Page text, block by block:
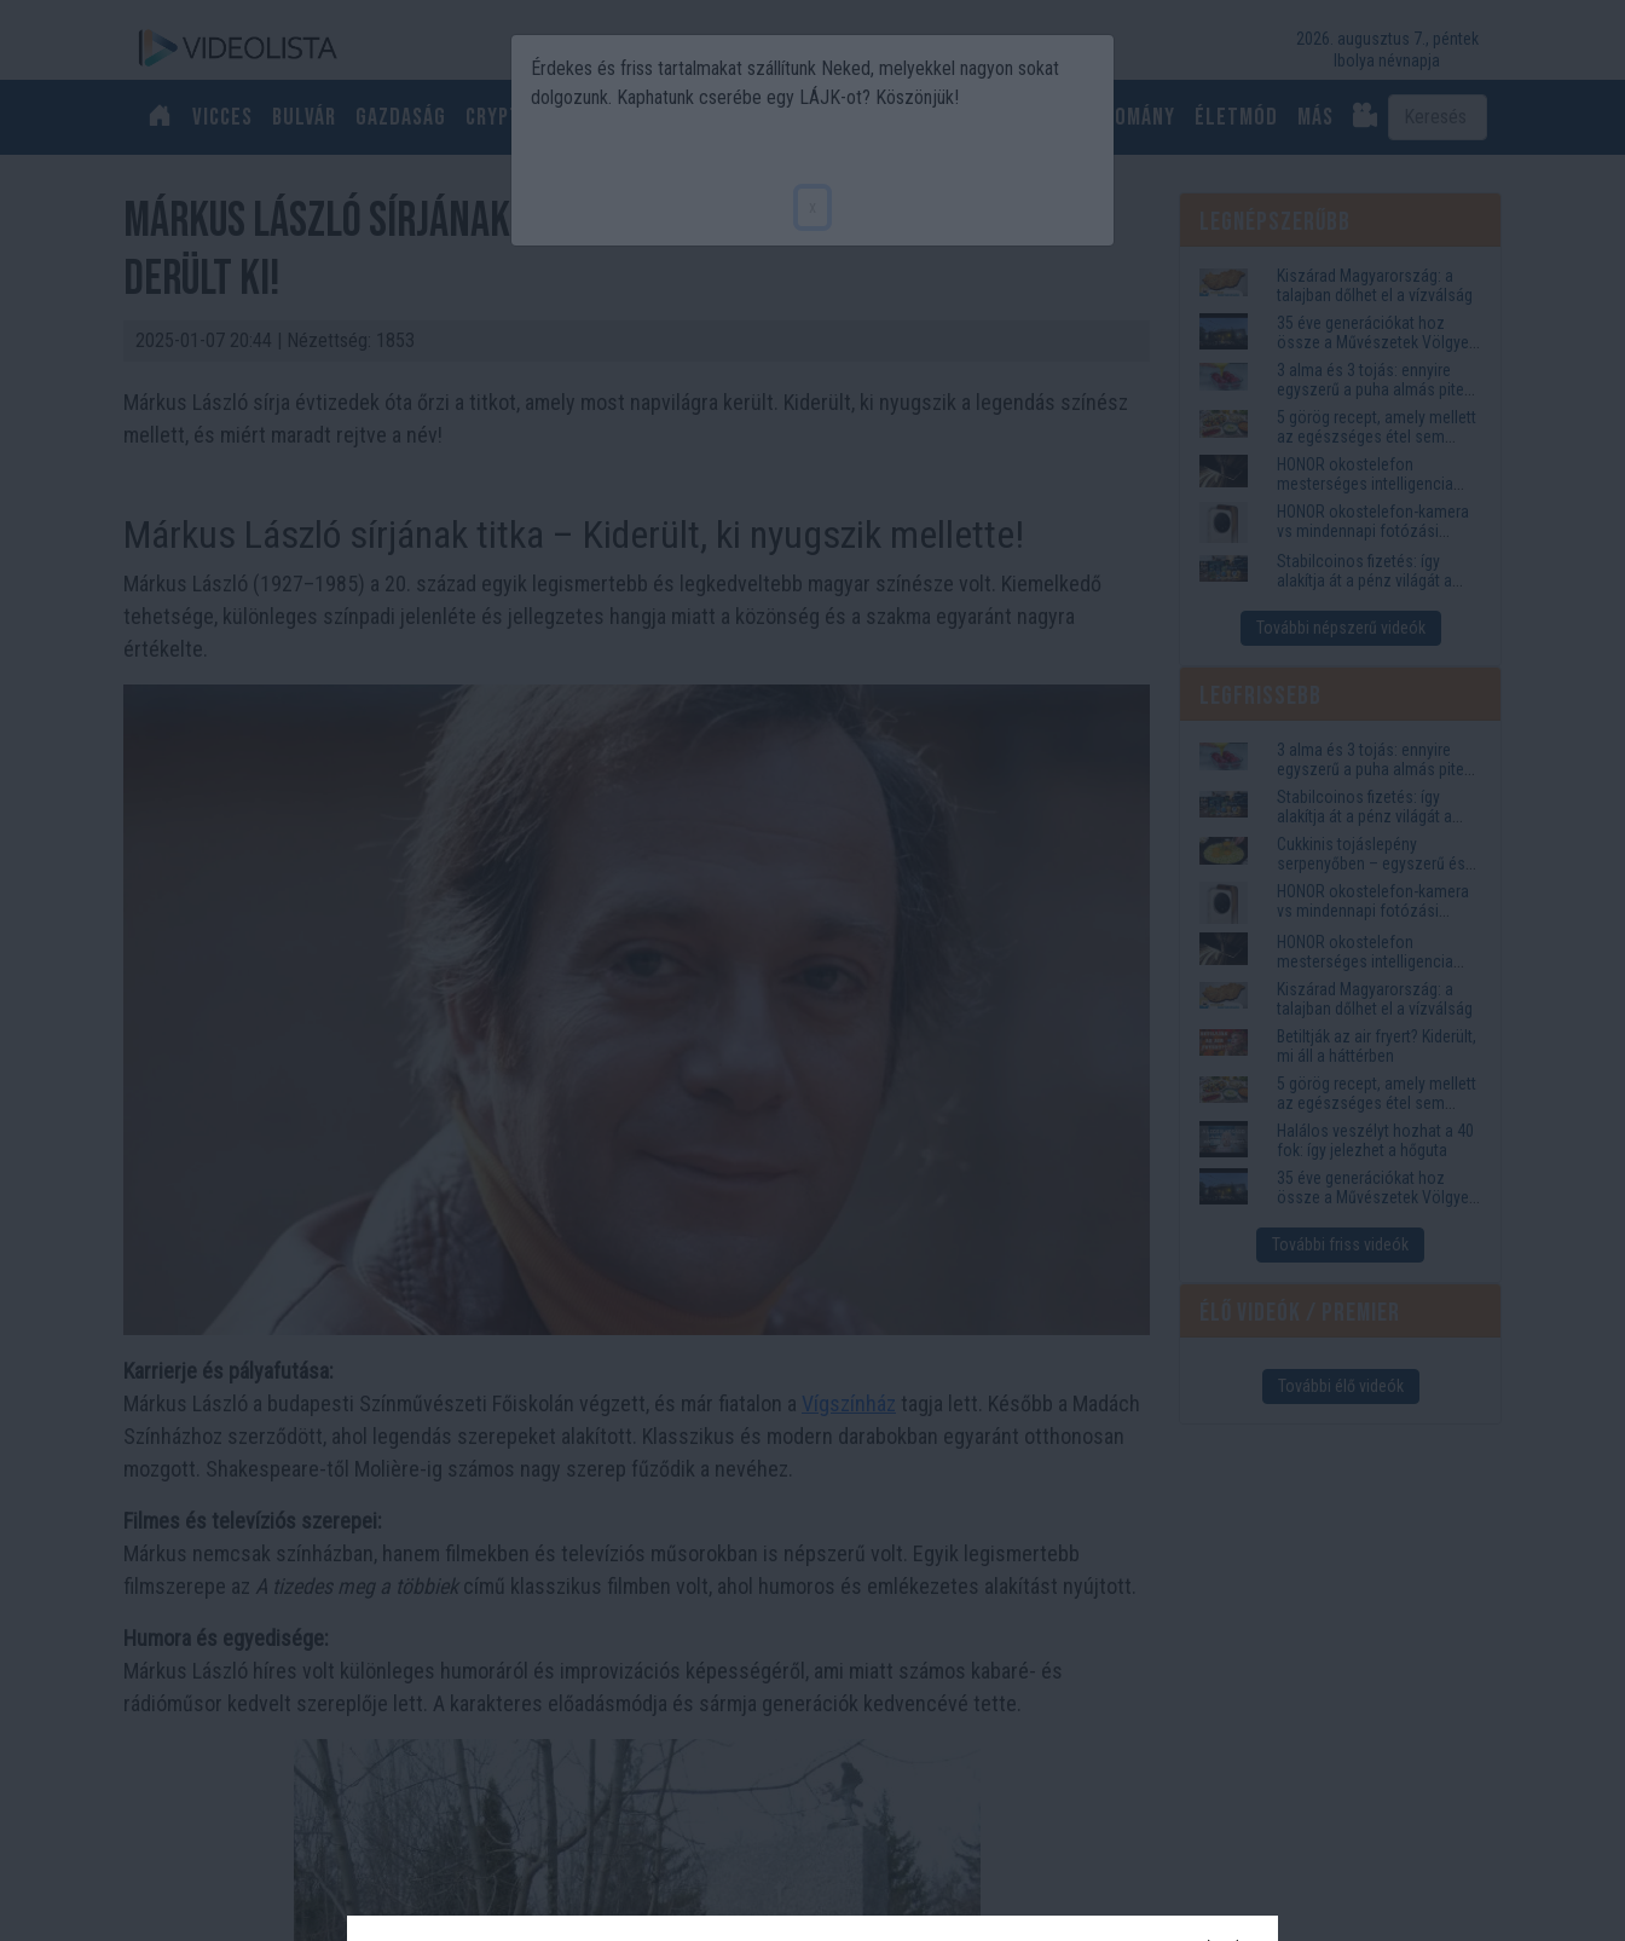
2026. augusztus 7., péntek
Ibolya névnapja
Vicces Bulvár Gazdaság Crypto Politika DIY Utazás Tudomány Életmód más
Márkus László sírjának rejtélye – 1 titok, ami 40 év után
derült ki!
2025-01-07 20:44 | Nézettség: 1853
Márkus László sírja évtizedek óta őrzi a titkot, amely most napvilágra került. Kiderült, ki nyugszik a legendás színész
mellett, és miért maradt rejtve a név!
Márkus László sírjának titka – Kiderült, ki nyugszik mellette!
Márkus László (1927–1985) a 20. század egyik legismertebb és legkedveltebb magyar színésze volt. Kiemelkedő
tehetsége, különleges színpadi jelenléte és jellegzetes hangja miatt a közönség és a szakma egyaránt nagyra
értékelte.
Karrierje és pályafutása:
Márkus László a budapesti Színművészeti Főiskolán végzett, és már fiatalon a Vígszínház tagja lett. Később a Madách
Színházhoz szerződött, ahol legendás szerepeket alakított. Klasszikus és modern darabokban egyaránt otthonosan
mozgott. Shakespeare-től Molière-ig számos nagy szerep fűződik a nevéhez.
Filmes és televíziós szerepei:
Márkus nemcsak színházban, hanem filmekben és televíziós műsorokban is népszerű volt. Egyik legismertebb
filmszerepe az A tizedes meg a többiek című klasszikus filmben volt, ahol humoros és emlékezetes alakítást nyújtott.
Humora és egyedisége:
Márkus László híres volt különleges humoráról és improvizációs képességéről, ami miatt számos kabaré- és
rádióműsor kedvelt szereplője lett. A karakteres előadásmódja és sármja generációk kedvencévé tette.
Kiszárad Magyarország: a
talajban dőlhet el a vízválság
35 éve generációkat hoz
össze a Művészetek Völgye
– megvan a 2027-es időpont
és a bérletár
3 alma és 3 tojás: ennyire
egyszerű a puha almás pite
titka
5 görög recept, amely mellett
az egészséges étel sem
tűnik lemondásnak
HONOR okostelefon
mesterséges intelligencia
funkciók, amelyek
megkönnyítik az életet
HONOR okostelefon-kamera
vs mindennapi fotózási
igények
Stabilcoinos fizetés: így
alakítja át a pénz világát a
Western Union
További népszerű videók
3 alma és 3 tojás: ennyire
egyszerű a puha almás pite
titka
Stabilcoinos fizetés: így
alakítja át a pénz világát a
Visa, a Mastercard és a
Western Union
Cukkinis tojáslepény
serpenyőben – egyszerű és
laktató vacsora
HONOR okostelefon-kamera
vs mindennapi fotózási
igények
HONOR okostelefon
mesterséges intelligencia
funkciók, amelyek
megkönnyítik az életet
Kiszárad Magyarország: a
talajban dőlhet el a vízválság
Betiltják az air fryert? Kiderült,
mi áll a háttérben
5 görög recept, amely mellett
az egészséges étel sem
tűnik lemondásnak
Halálos veszélyt hozhat a 40
fok: így jelezhet a hőguta
35 éve generációkat hoz
össze a Művészetek Völgye
és a bérletár
További friss videók
További élő videók
Érdekes és friss tartalmakat szállítunk Neked, melyekkel nagyon sokat
dolgozunk. Kaphatunk cserébe egy LÁJK-ot? Köszönjük!